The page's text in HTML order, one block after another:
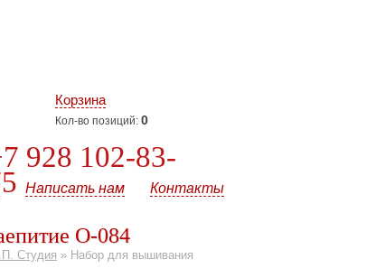
Корзина
Кол-во позиций: 0
928 102-83-
Написать нам Контакты
О-084
Студия » Набор для вышивания